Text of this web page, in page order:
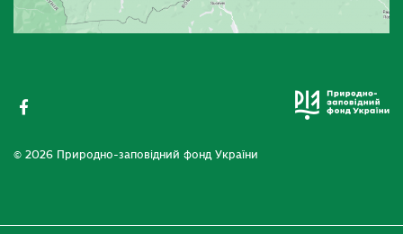
© 2026 Природно-заповідний фонд України